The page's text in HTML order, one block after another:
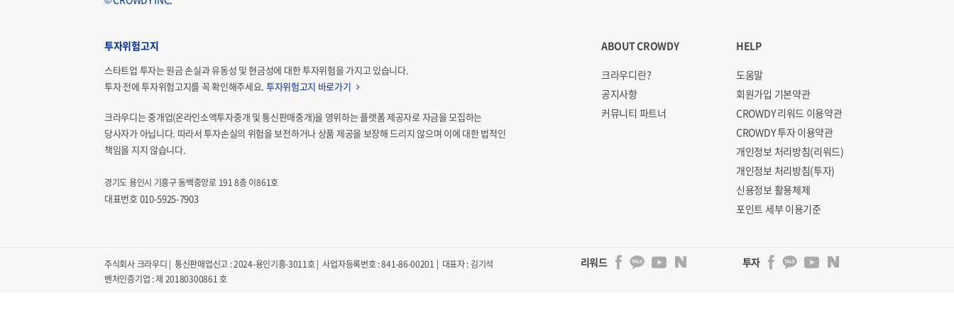
ABOUT CROWDY
크라우디란?
공지사항
커뮤니티 파트너
HELP
도움말
회원가입 기본약관
CROWDY 리워드 이용약관
CROWDY 투자 이용약관
개인정보 처리방침(리워드)
개인정보 처리방침(투자)
신용정보 활용체제
포인트 세부 이용기준
투자위험고지
스타트업 투자는 원금 손실과 유동성 및 현금성에 대한 투자위험을 가지고 있습니다.
투자 전에 투자위험고지를 꼭 확인해주세요. 투자위험고지 바로가기
크라우디는 중개업(온라인소액투자중개 및 통신판매중개)을 영위하는 플랫폼 제공자로 자금을 모집하는
당사자가 아닙니다. 따라서 투자손실의 위험을 보전하거나 상품 제공을 보장해 드리지 않으며 이에 대한 법적인
책임을 지지 않습니다.
경기도 용인시 기흥구 동백중앙로 191 8층 이861호
대표번호 010-5925-7903
리워드 투자
주식회사 크라우디 | 통신판매업신고 : 2024-용인기흥-3011호 | 사업자등록번호 : 841-86-00201 | 대표자 : 김기석
벤처인증기업 : 제 20180300861 호